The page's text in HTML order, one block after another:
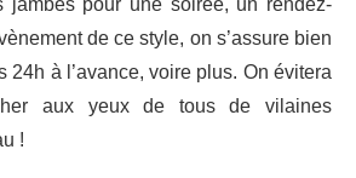
de ce style, on s’assure bien
24h à l’avance, voire plus. On évitera
aux yeux de tous de vilaines
!